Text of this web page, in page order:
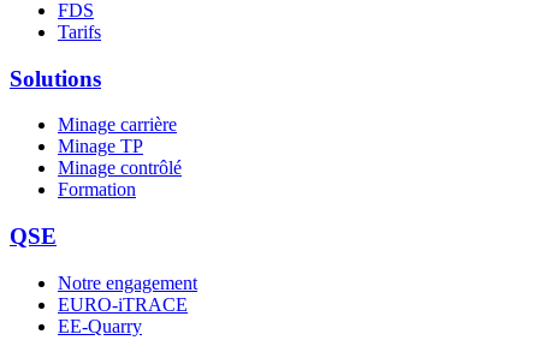
FDS
Tarifs
Solutions
Minage carrière
Minage TP
Minage contrôlé
Formation
QSE
Notre engagement
EURO-iTRACE
EE-Quarry